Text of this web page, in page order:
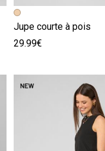
Image précédente
Image suivante
Jupe courte à pois
29.99€